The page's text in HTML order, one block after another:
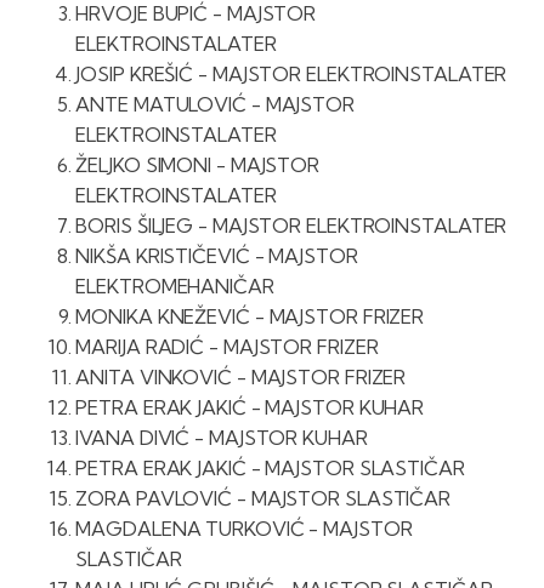
HRVOJE BUPIĆ - MAJSTOR
ELEKTROINSTALATER
JOSIP KREŠIĆ - MAJSTOR ELEKTROINSTALATER
ANTE MATULOVIĆ - MAJSTOR
ELEKTROINSTALATER
ŽELJKO SIMONI - MAJSTOR
ELEKTROINSTALATER
BORIS ŠILJEG - MAJSTOR ELEKTROINSTALATER
NIKŠA KRISTIČEVIĆ - MAJSTOR
ELEKTROMEHANIČAR
MONIKA KNEŽEVIĆ - MAJSTOR FRIZER
MARIJA RADIĆ - MAJSTOR FRIZER
ANITA VINKOVIĆ - MAJSTOR FRIZER
PETRA ERAK JAKIĆ - MAJSTOR KUHAR
IVANA DIVIĆ - MAJSTOR KUHAR
PETRA ERAK JAKIĆ - MAJSTOR SLASTIČAR
ZORA PAVLOVIĆ - MAJSTOR SLASTIČAR
MAGDALENA TURKOVIĆ - MAJSTOR
SLASTIČAR